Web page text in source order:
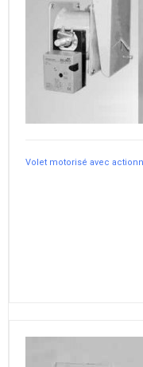
Volet motorisé avec